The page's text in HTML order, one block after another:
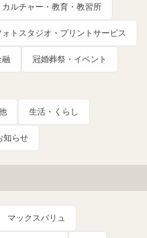
カルチャー・教育・教習所
ォトスタジオ・プリントサービス
融 冠婚葬祭・イベント
生活・くらし
知らせ
マックスバリュ